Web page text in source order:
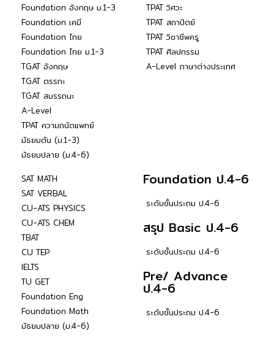
Foundation อังกฤษ ม.1-3
Foundation เคมี
Foundation ไทย
Foundation ไทย ม.1-3
TGAT อังกฤษ
TGAT ตรรกะ
TGAT สมรรถนะ
A-Level
TPAT ความถนัดแพทย์
มัธยมต้น (ม.1-3)
มัธยมปลาย (ม.4-6)
TPAT วิศวะ
TPAT สถาปัตย์
TPAT วิชาชีพครู
TPAT ศิลปกรรม
A-Level ภาษาต่างประเทศ
SAT MATH
SAT VERBAL
CU-ATS PHYSICS
CU-ATS CHEM
TBAT
CU TEP
IELTS
TU GET
Foundation Eng
Foundation Math
มัธยมปลาย (ม.4-6)
Foundation ป.4-6
ระดับชั้นประถม ป.4-6
สรุป Basic ป.4-6
ระดับชั้นประถม ป.4-6
Pre/ Advance
ป.4-6
ระดับชั้นประถม ป.4-6